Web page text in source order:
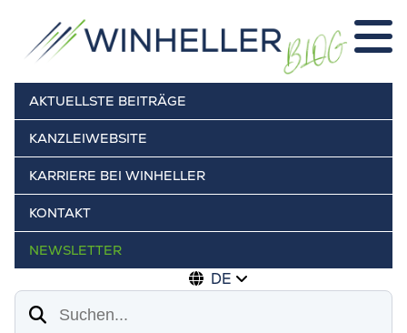
AKTUELLSTE BEITRÄGE
KANZLEIWEBSITE
KARRIERE BEI WINHELLER
KONTAKT
NEWSLETTER
DE
Suchen